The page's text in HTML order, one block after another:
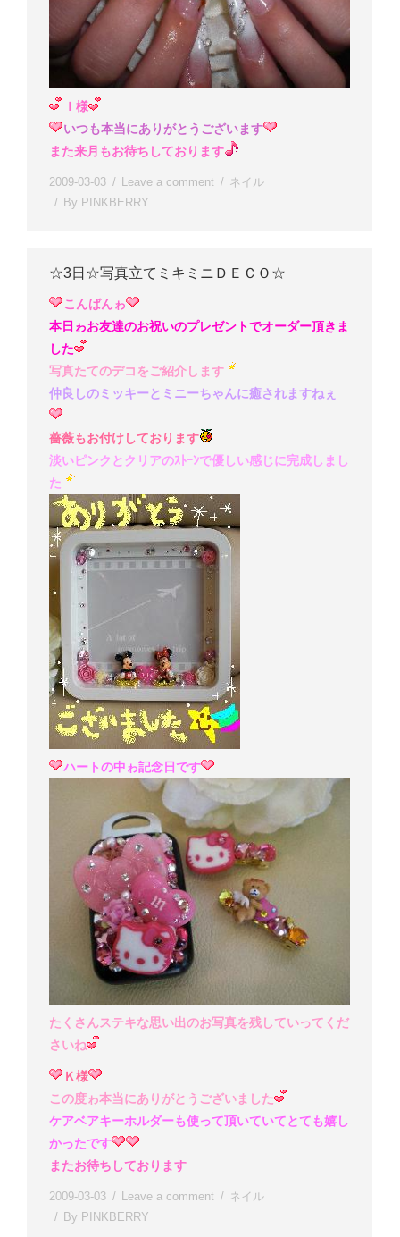
Ｉ様
いつも本当にありがとうございます
また来月もお待ちしております
2009-03-03 Leave a comment
ネイル
By PINKBERRY
☆3日☆写真立てミキミニＤＥＣＯ☆
こんばんゎ
本日ゎお友達のお祝いのプレゼントでオーダー頂きま
した
写真たてのデコをご紹介します
仲良しのミッキーとミニーちゃんに癒されますねぇ
薔薇もお付けしております
淡いピンクとクリアのｽﾄｰﾝで優しい感じに完成しまし
た
ハートの中ゎ記念日です
たくさんステキな思い出のお写真を残していってくだ
さいね
Ｋ様
この度ゎ本当にありがとうございました
ケアベアキーホルダーも使って頂いていてとても嬉し
かったです
またお待ちしております
2009-03-03 Leave a comment
ネイル
By PINKBERRY